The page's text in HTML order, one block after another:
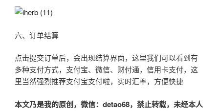
六、订单结算
点击提交订单后，会出现结算界面，这里我们可以看到有
多种支付方式，支付宝、微信、财付通，信用卡支付，这
里当然强烈推荐支付宝支付啦，实时汇率，方便快捷
本文乃是我的原创，微信： detao68，禁止转载，未经本人